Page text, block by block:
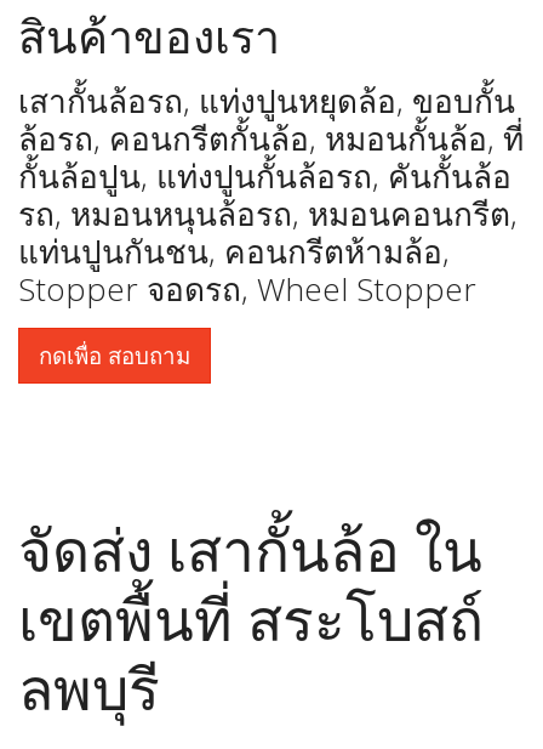
สินค้าของเรา
เสากั้นล้อรถ, แท่งปูนหยุดล้อ, ขอบกั้น
ล้อรถ, คอนกรีตกั้นล้อ, หมอนกั้นล้อ, ที่
กั้นล้อปูน, แท่งปูนกั้นล้อรถ, คันกั้นล้อ
รถ, หมอนหนุนล้อรถ, หมอนคอนกรีต,
แท่นปูนกันชน, คอนกรีตห้ามล้อ,
Stopper จอดรถ, Wheel Stopper
กดเพื่อ สอบถาม
จัดส่ง เสากั้นล้อ ใน
เขตพื้นที่ สระโบสถ์
ลพบุรี